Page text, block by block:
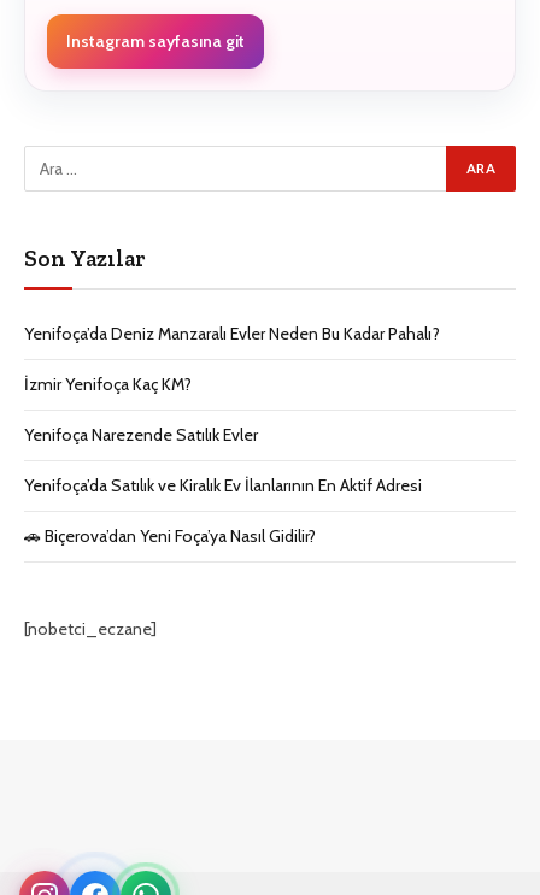
Instagram sayfasına git
Son Yazılar
Yenifoça’da Deniz Manzaralı Evler Neden Bu Kadar Pahalı?
İzmir Yenifoça Kaç KM?
Yenifoça Narezende Satılık Evler
Yenifoça’da Satılık ve Kiralık Ev İlanlarının En Aktif Adresi
🚗 Biçerova’dan Yeni Foça’ya Nasıl Gidilir?
[nobetci_eczane]